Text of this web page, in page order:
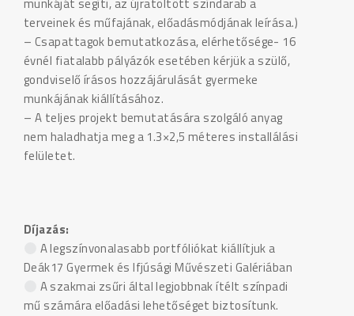
munkáját segíti, az újratöltött színdarab a
terveinek és műfajának, előadásmódjának leírása.)
– Csapattagok bemutatkozása, elérhetősége- 16
évnél fiatalabb pályázók esetében kérjük a szülő,
gondviselő írásos hozzájárulását gyermeke
munkájának kiállításához.
– A teljes projekt bemutatására szolgáló anyag
nem haladhatja meg a 1.3×2,5 méteres installálási
felületet.
Díjazás:
A legszínvonalasabb portfóliókat kiállítjuk a
Deák17 Gyermek és Ifjúsági Művészeti Galériában
A szakmai zsűri által legjobbnak ítélt színpadi
mű számára előadási lehetőséget biztosítunk.